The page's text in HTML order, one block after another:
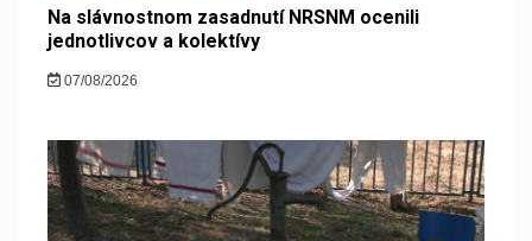
Na slávnostnom zasadnutí NRSNM ocenili
jednotlivcov a kolektívy
07/08/2026